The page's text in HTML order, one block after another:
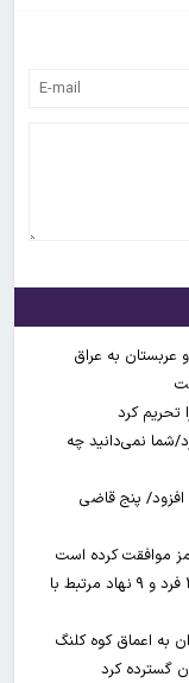
شما نمی‌دانید چه
افزود/ پنج قاضی
موافقت کرده است
آمریکا تحریم‌های جدیدی علیه ایران اعمال کرد/ ۴ فرد و ۹ نهاد مرتبط با
به اعماق کوه کلنگ
گسترده کرد